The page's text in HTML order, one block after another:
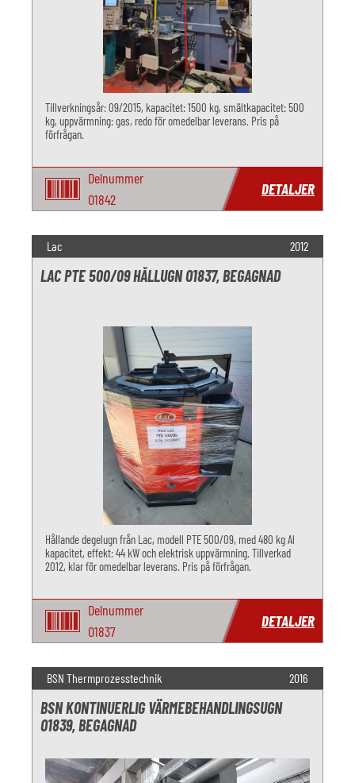
Tillverkningsår: 09/2015, kapacitet: 1500 kg, smältkapacitet: 500
kg, uppvärmning: gas, redo för omedelbar leverans. Pris på
förfrågan.
Delnummer
O1842
DETALJER
Lac 2012
LAC PTE 500/09 HÅLLUGN O1837, BEGAGNAD
Hållande degelugn från Lac, modell PTE 500/09, med 480 kg Al
kapacitet, effekt: 44 kW och elektrisk uppvärmning. Tillverkad
2012, klar för omedelbar leverans. Pris på förfrågan.
Delnummer
O1837
DETALJER
BSN Thermprozesstechnik 2016
BSN KONTINUERLIG VÄRMEBEHANDLINGSUGN
O1839, BEGAGNAD